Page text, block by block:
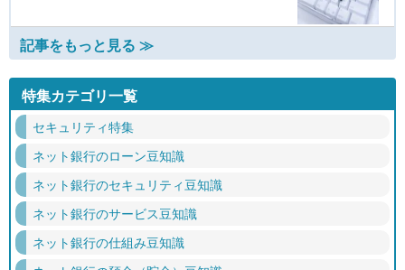
記事をもっと見る ≫
特集カテゴリ一覧
セキュリティ特集
ネット銀行のローン豆知識
ネット銀行のセキュリティ豆知識
ネット銀行のサービス豆知識
ネット銀行の仕組み豆知識